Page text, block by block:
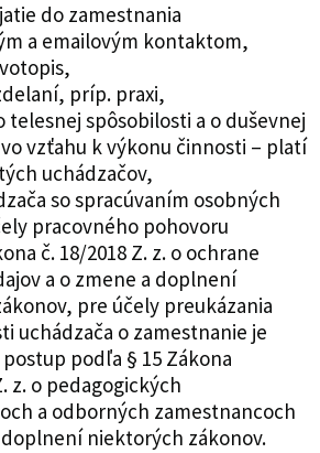
do zamestnania
a emailovým kontaktom,
príp. praxi,
telesnej spôsobilosti a o duševnej
vzťahu k výkonu činnosti – platí
uchádzačov,
so spracúvaním osobných
pracovného pohovoru
č. 18/2018 Z. z. o ochrane
a o zmene a doplnení
pre účely preukázania
uchádzača o zamestnanie je
podľa § 15 Zákona
z. o pedagogických
a odborných zamestnancoch
doplnení niektorých zákonov.